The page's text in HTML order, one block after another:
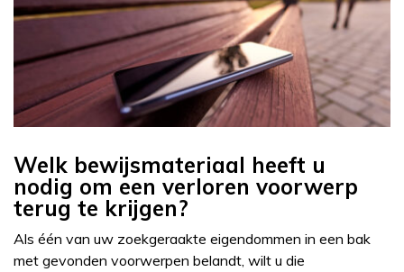
Welk bewijsmateriaal heeft u
nodig om een verloren voorwerp
terug te krijgen?
Als één van uw zoekgeraakte eigendommen in een bak
met gevonden voorwerpen belandt, wilt u die